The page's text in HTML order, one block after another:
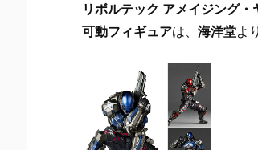
リボルテック アメイジング
可動フィギュアは、 海洋堂より